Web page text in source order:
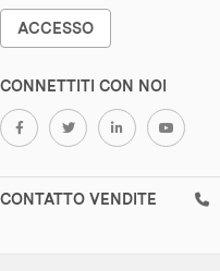
ACCESSO
CONNETTITI CON NOI
CONTATTO VENDITE